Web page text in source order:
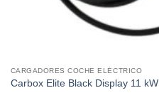
CARGADORES COCHE ELÉCTRICO
Carbox Elite Black Display 11 kW